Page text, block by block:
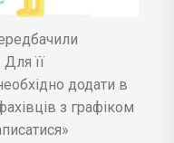
її
додати в
з графіком